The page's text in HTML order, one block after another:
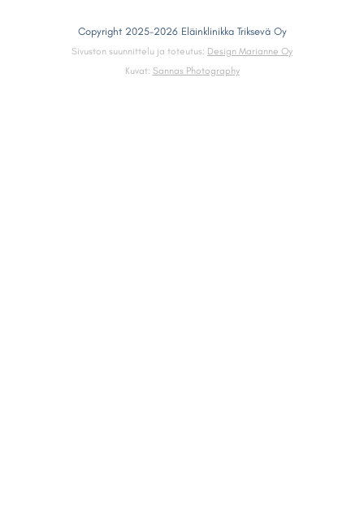
Copyright 2025-2026 Eläinklinikka Triksevä Oy
Sivuston suunnittelu ja toteutus: Design Marianne Oy
Kuvat: Sannas Photography